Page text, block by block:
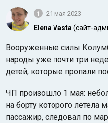
1 21 мая 2023
Elena Vasta (сайт-
Вооруженные силы
народы уже почти три
детей, которые пропали
ЧП произошло 1 мая:
на борту которого летела
пассажир, следовал по